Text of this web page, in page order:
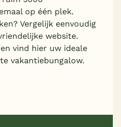
(1)
(1)
(1)
gevonden
op één plek.
Vergelijk eenvoudig
website.
vind hier uw ideale
vakantiebungalow.